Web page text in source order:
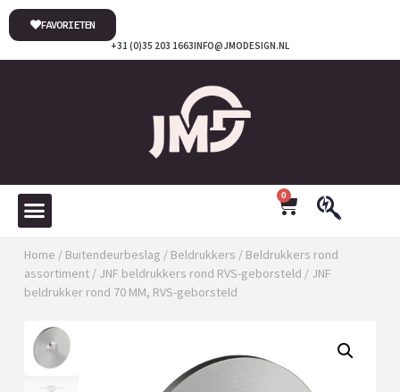
INFO@JMODESIGN.NL
+31 (0)35 203 1663
FAVORIETEN
0
Home / Buitendeurbeslag / Beldrukkers / Beldrukkers rond
assortiment/ JNF beldrukkers rond RVS-geborsteld / JNF
beldrukker rond 70 MM, RVS-geborsteld